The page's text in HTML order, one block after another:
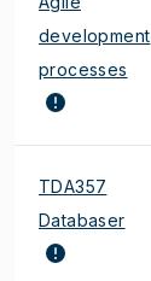
development
processes
TDA357
Databaser